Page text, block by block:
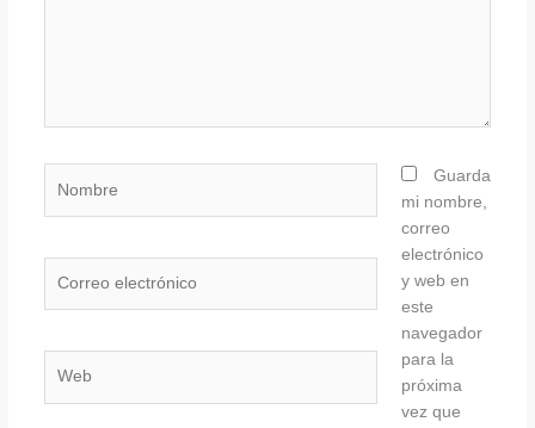
Guarda
mi nombre,
correo
electrónico
y web en
este
navegador
para la
próxima
vez que